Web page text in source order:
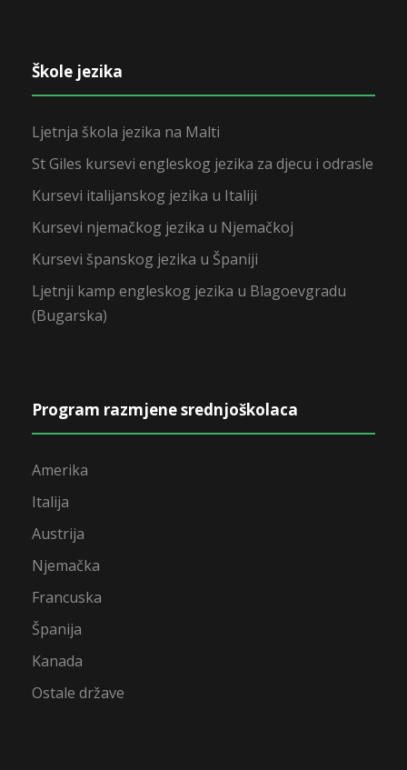
Škole jezika
Ljetnja škola jezika na Malti
St Giles kursevi engleskog jezika za djecu i odrasle
Kursevi italijanskog jezika u Italiji
Kursevi njemačkog jezika u Njemačkoj
Kursevi španskog jezika u Španiji
Ljetnji kamp engleskog jezika u Blagoevgradu
(Bugarska)
Program razmjene srednjoškolaca
Amerika
Italija
Austrija
Njemačka
Francuska
Španija
Kanada
Ostale države